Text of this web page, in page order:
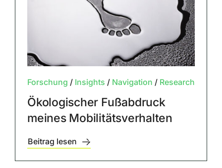
Forschung / Insights / Navigation / Research
Ökologischer Fußabdruck
meines Mobilitätsverhalten
Beitrag lesen